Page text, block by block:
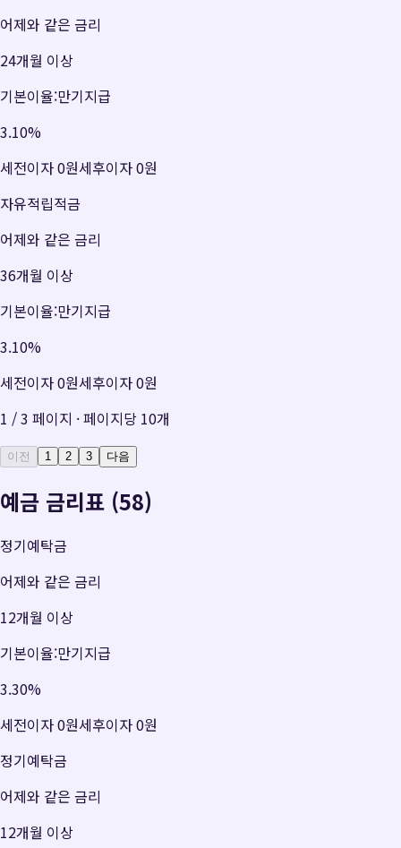
어제와 같은 금리
24개월 이상
기본이율:만기지급
3.10%
세전이자0원세후이자0원
자유적립적금
어제와 같은 금리
36개월 이상
기본이율:만기지급
3.10%
세전이자0원세후이자0원
1 /3 페이지 · 페이지당 10개
이전 1 2 3 다음
예금 금리표 (58)
정기예탁금
어제와 같은 금리
12개월 이상
기본이율:만기지급
3.30%
세전이자0원세후이자0원
정기예탁금
어제와 같은 금리
12개월 이상